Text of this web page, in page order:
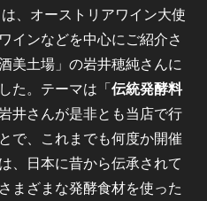
、オーストリアワイン大使
インなどを中心にご紹介さ
美土場」の岩井穂純さんに
た。テーマは「伝統発酵料
井さんが是非とも当店で行
で、これまでも何度か開催
、日本に昔から伝承されて
まざまな発酵食材を使った